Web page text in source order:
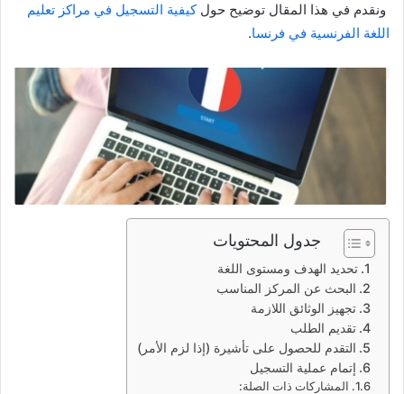
ونقدم في هذا المقال توضيح حول كيفية التسجيل في مراكز تعليم
اللغة الفرنسية في فرنسا.
جدول المحتويات
تحديد الهدف ومستوى اللغة
البحث عن المركز المناسب
تجهيز الوثائق اللازمة
تقديم الطلب
التقدم للحصول على تأشيرة (إذا لزم الأمر)
إتمام عملية التسجيل
المشاركات ذات الصلة: